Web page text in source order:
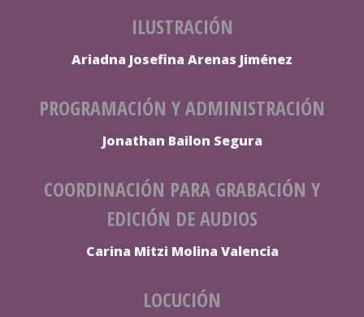
ILUSTRACIÓN
Ariadna Josefina Arenas Jiménez
PROGRAMACIÓN Y ADMINISTRACIÓN
Jonathan Bailon Segura
COORDINACIÓN PARA GRABACIÓN Y
EDICIÓN DE AUDIOS
Carina Mitzi Molina Valencia
LOCUCIÓN